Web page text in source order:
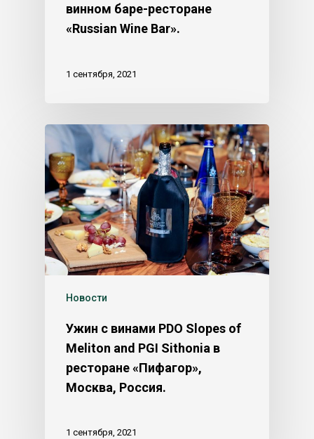
винном баре-ресторане
«Russian Wine Bar».
1 сентября, 2021
Новости
Ужин с винами PDO Slopes of
Meliton and PGI Sithonia в
ресторане «Пифагор»,
Москва, Россия.
1 сентября, 2021